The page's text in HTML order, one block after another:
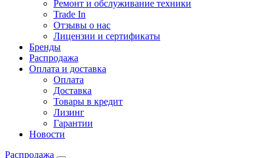
Ремонт и обслуживание техники
Trade In
Отзывы о нас
Лицензии и сертификаты
Бренды
Распродажа
Оплата и доставка
Оплата
Доставка
Товары в кредит
Лизинг
Гарантии
Новости
Распродажа